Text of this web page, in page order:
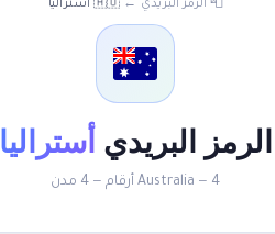
📮 الرمز البريدي ←🇦🇺 أستراليا
الرمز البريديأستراليا
Australia — 4 أرقام — 4 مدن